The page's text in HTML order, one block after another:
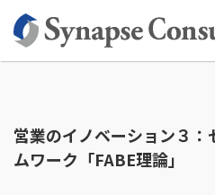
シナプスTOP シナプスビジネスナ
営業のイノベーション３
ムワーク「FABE理論」